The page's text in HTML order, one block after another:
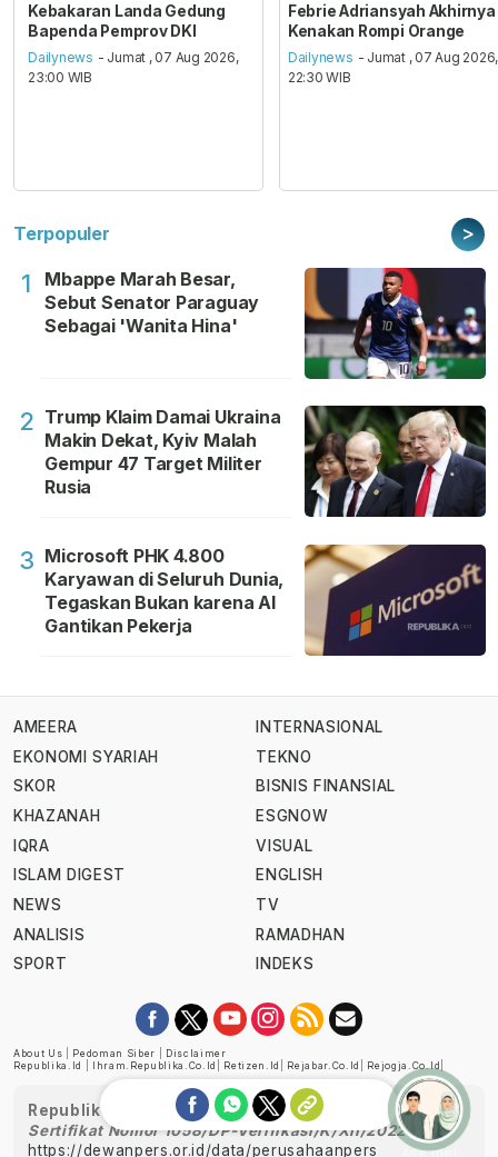
Kebakaran Landa Gedung
Bapenda Pemprov DKI
Dailynews - Jumat , 07 Aug 2026,
23:00 WIB
Febrie Adriansyah Akhirnya
Kenakan Rompi Orange
Dailynews - Jumat , 07 Aug 2026,
22:30 WIB
Terpopuler >
1
Mbappe Marah Besar,
Sebut Senator Paraguay
Sebagai 'Wanita Hina'
2 Trump Klaim Damai Ukraina
Makin Dekat, Kyiv Malah
Gempur 47 Target Militer
Rusia
3 Microsoft PHK 4.800
Karyawan di Seluruh Dunia,
Tegaskan Bukan karena AI
Gantikan Pekerja
AMEERA
EKONOMI SYARIAH
SKOR
KHAZANAH
IQRA
ISLAM DIGEST
NEWS
ANALISIS
SPORT
INTERNASIONAL
TEKNO
BISNIS FINANSIAL
ESGNOW
VISUAL
ENGLISH
TV
RAMADHAN
INDEKS
About Us Pedoman Siber
Disclaimer
Republika.id
Ihram.republika.co.id Retizen.id Rejabar.co.id Rejogja.co.id
Republika telah diverifikasi oleh Dewan Pers
Sertifikat Nomor 1058/DP-Verifikasi/K/XII/2022
https://dewanpers.or.id/data/perusahaanpers
Ask me!